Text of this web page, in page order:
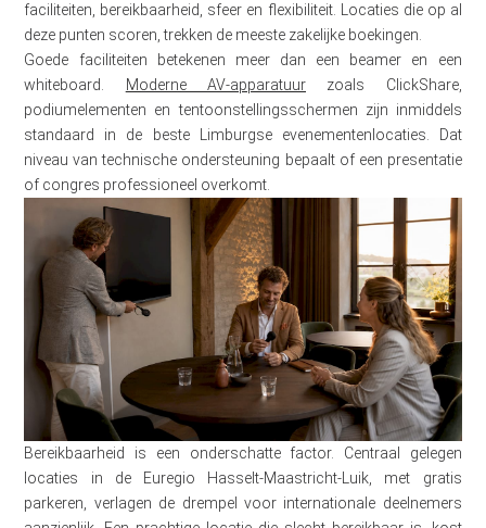
faciliteiten, bereikbaarheid, sfeer en flexibiliteit. Locaties die op al
deze punten scoren, trekken de meeste zakelijke boekingen.
Goede faciliteiten betekenen meer dan een beamer en een
whiteboard.
Moderne AV-apparatuur zoals ClickShare,
podiumelementen en tentoonstellingsschermen zijn inmiddels
standaard in de beste Limburgse evenementenlocaties. Dat
niveau van technische ondersteuning bepaalt of een presentatie
of congres professioneel overkomt.
Bereikbaarheid is een onderschatte factor. Centraal gelegen
locaties in de Euregio Hasselt-Maastricht-Luik, met gratis
parkeren, verlagen de drempel voor internationale deelnemers